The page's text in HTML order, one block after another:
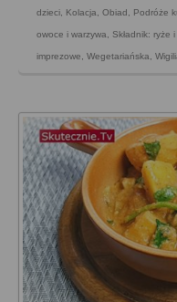
dzieci, Kolacja, Obiad, Podróże
owoce i warzywa, Składnik: ryże
imprezowe, Wegetariańska,